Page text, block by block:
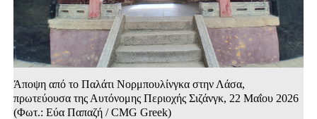
Άποψη από το Παλάτι Νορμπουλίνγκα στην Λάσα,
πρωτεύουσα της Αυτόνομης Περιοχής Σιζάνγκ, 22 Μαΐου 2026
(Φωτ.: Εύα Παπαζή / CMG Greek)